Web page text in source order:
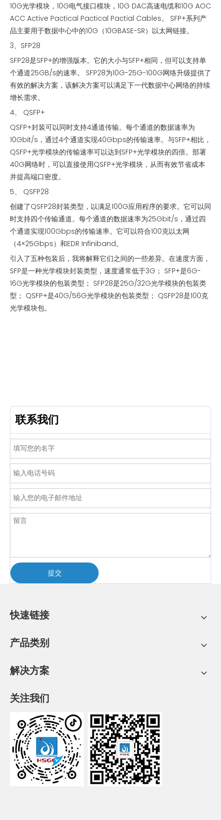
10G光学模块，10G电气接口模块，10G DAC高速电缆和10G AOC
ACC Active Pactical Pactical Pactial Cables。 SFP+系列产
品主要用于数据中心中的10G（10GBASE-SR）以太网链接。
3、SFP28
SFP28是SFP+的增强版本。它的大小与SFP+相同，但可以支持单
个通道25GB/s的速率。 SFP28为10G-25G-100G网络升级提供了
有效的解决方案，该解决方案可以满足下一代数据中心网络的持续
增长需求。
4、 QSFP+
QSFP+封装可以同时支持4通道传输。每个通道的数据速率为
10Gbit/s，通过4个通道实现40Gbps的传输速率。与SFP+相比，
QSFP+光学模块的传输速率可以达到SFP+光学模块的四倍。部署
40G网络时，可以直接使用QSFP+光学模块，从而有效节省成本
并提高端口密度。
5、 QSFP28
创建了QSFP28封装类型，以满足100G应用程序的要求。它可以同
时支持四个传输通道。每个通道的数据速率为25Gbit/s，通过四
个通道实现100Gbps的传输速率。它可以符合100克以太网
（4×25Gbps）和EDR Infiniband。
引入了五种包装后，我将解释它们之间的一些差异。在速度方面，
SFP是一种光学模块封装类型，速度通常低于3G； SFP+是6G-
16G光学模块的包装类型； SFP28是25G/32G光学模块的包装类
型； QSFP+是40G/56G光学模块的包装类型； QSFP28是100克
光学模块包。
联系我们
提交
快速链接
产品类别
解决方案
关注我们